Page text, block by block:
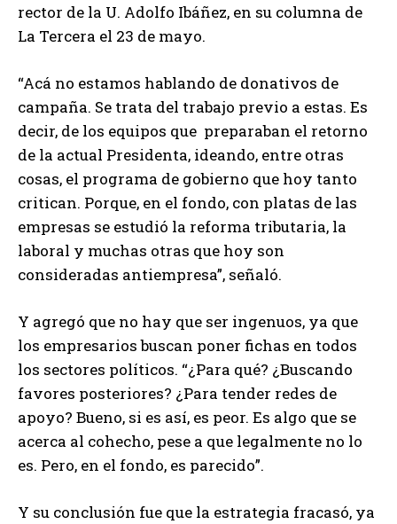
rector de la U. Adolfo Ibáñez, en su columna de
La Tercera el 23 de mayo.
“Acá no estamos hablando de donativos de
campaña. Se trata del trabajo previo a estas. Es
decir, de los equipos que preparaban el retorno
de la actual Presidenta, ideando, entre otras
cosas, el programa de gobierno que hoy tanto
critican. Porque, en el fondo, con platas de las
empresas se estudió la reforma tributaria, la
laboral y muchas otras que hoy son
consideradas antiempresa”, señaló.
Y agregó que no hay que ser ingenuos, ya que
los empresarios buscan poner fichas en todos
los sectores políticos. “¿Para qué? ¿Buscando
favores posteriores? ¿Para tender redes de
apoyo? Bueno, si es así, es peor. Es algo que se
acerca al cohecho, pese a que legalmente no lo
es. Pero, en el fondo, es parecido”.
Y su conclusión fue que la estrategia fracasó, ya